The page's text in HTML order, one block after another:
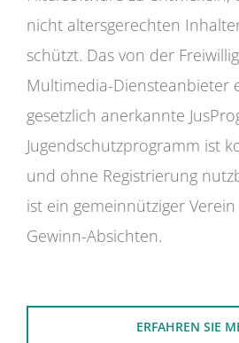
nicht altersgerechten
schützt. Das von der
Multimedia-Diensteanbieter
gesetzlich anerkannte
Jugendschutzprogramm ist
und ohne Registrierung
ist ein gemeinnütziger
Gewinn-Absichten.
ERFAHREN SIE